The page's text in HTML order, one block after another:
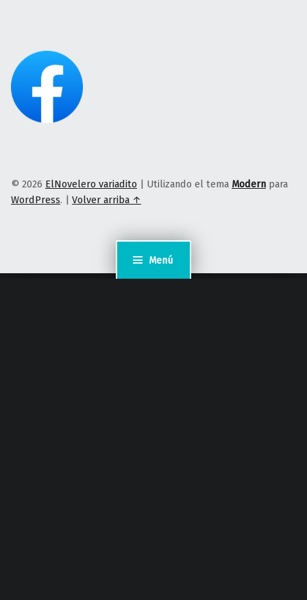
Menú
© 2026 ElNovelero variadito | Utilizando el tema Modern para
WordPress. | Volver arriba ↑